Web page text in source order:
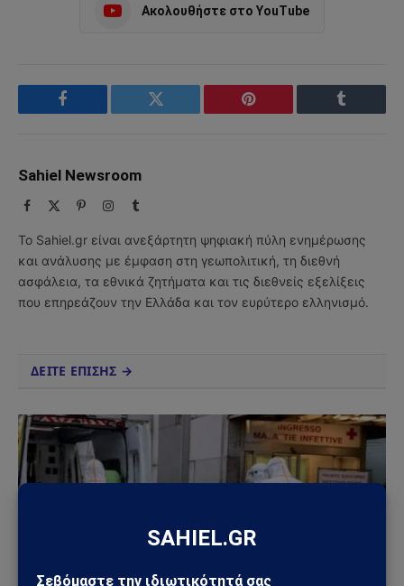
Ακολουθήστε στο YouTube
Facebook Twitter Pinterest Tumblr
Sahiel Newsroom
Facebook PinterestInstagram
Tumblr
Το Sahiel.gr είναι ανεξάρτητη ψηφιακή πύλη ενημέρωσης
και ανάλυσης με έμφαση στη γεωπολιτική, τη διεθνή
ασφάλεια, τα εθνικά ζητήματα και τις διεθνείς εξελίξεις
που επηρεάζουν την Ελλάδα και τον ευρύτερο ελληνισμό.
ΔΕΙΤΕ ΕΠΙΣΗΣ →